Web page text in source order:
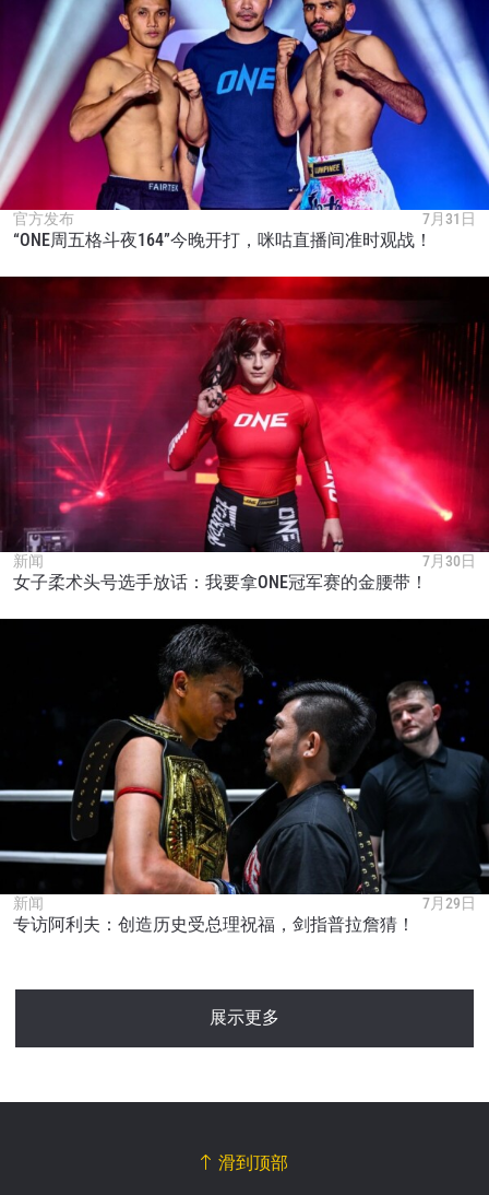
官方发布 7月31日
“ONE周五格斗夜164”今晚开打，咪咕直播间准时观战！
新闻 7月30日
女子柔术头号选手放话：我要拿ONE冠军赛的金腰带！
新闻 7月29日
专访阿利夫：创造历史受总理祝福，剑指普拉詹猜！
展示更多
滑到顶部